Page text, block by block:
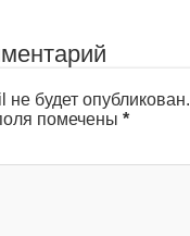
будет опубликован.
помечены*